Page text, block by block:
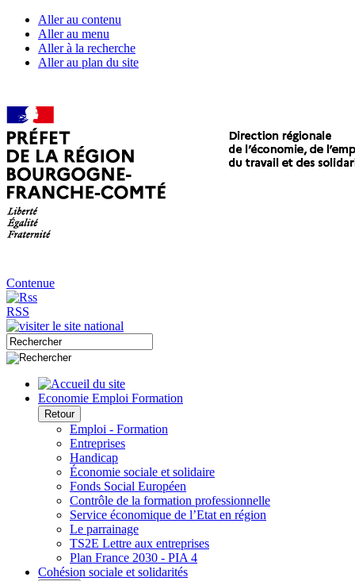
Aller au contenu
Aller au menu
Aller à la recherche
Aller au plan du site
Contenue
RSS
Economie Emploi Formation
Retour
Emploi - Formation
Entreprises
Handicap
Économie sociale et solidaire
Fonds Social Européen
Contrôle de la formation professionnelle
Service économique de l’Etat en région
Le parrainage
TS2E Lettre aux entreprises
Plan France 2030 - PIA 4
Cohésion sociale et solidarités